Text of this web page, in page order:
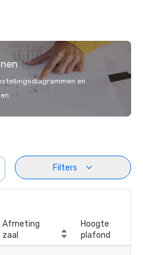
en
Filters
Afmeting
zaal
Hoogte
plafond